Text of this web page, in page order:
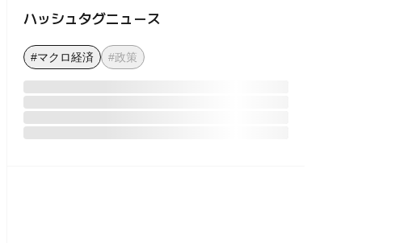
ハッシュタグニュース
#マクロ経済 #政策